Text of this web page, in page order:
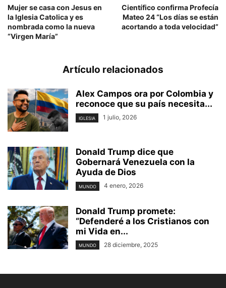
Mujer se casa con Jesus en
la Iglesia Catolica y es
nombrada como la nueva
“Virgen María”
Científico confirma Profecía
Mateo 24 “Los días se están
acortando a toda velocidad”
Artículo relacionados
Alex Campos ora por Colombia y
reconoce que su país necesita...
IGLESIA 1 julio, 2026
Donald Trump dice que
Gobernará Venezuela con la
Ayuda de Dios
MUNDO 4 enero, 2026
Donald Trump promete:
“Defenderé a los Cristianos con
mi Vida en...
MUNDO 28 diciembre, 2025